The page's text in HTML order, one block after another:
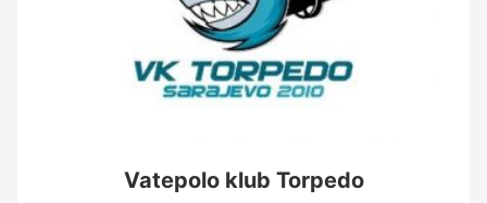
Vatepolo klub Torpedo